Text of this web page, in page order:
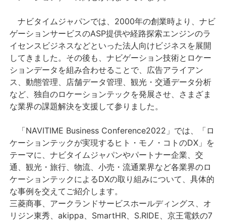
ナビタイムジャパンでは、2000年の創業時より、ナビ
ゲーションサービスのASP提供や経路探索エンジンのラ
イセンスビジネスなどといった法人向けビジネスを展開
してきました。その後も、ナビゲーション技術とロケー
ションデータを組み合わせることで、広告アライアン
ス、動態管理、店舗データ管理、観光・交通データ分析
など、独自のロケーションテックを発展させ、さまざま
な業界の課題解決を支援して参りました。
「NAVITIME Business Conference2022」では、「ロ
ケーションテックが実現するヒト・モノ・コトのDX」を
テーマに、ナビタイムジャパンやパートナー企業、交
通、観光・旅行、物流、小売・流通業界など各業界のロ
ケーションテックによるDXの取り組みについて、具体的
な事例を交えてご紹介します。
三菱商事、アークランドサービスホールディングス、オ
リジン東秀、akippa、SmartHR、S.RIDE、京王電鉄の7